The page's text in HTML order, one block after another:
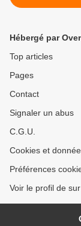
des
Hébergé par
Top articles
Pages
Contact
Signaler un abus
C.G.U.
Cookies et
Préférences
Voir le profil de